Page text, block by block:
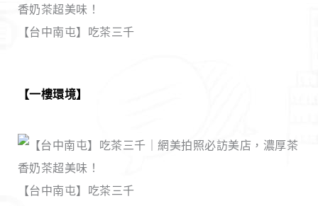
【台中南屯】吃茶三千
【一樓環境】
【台中南屯】吃茶三千